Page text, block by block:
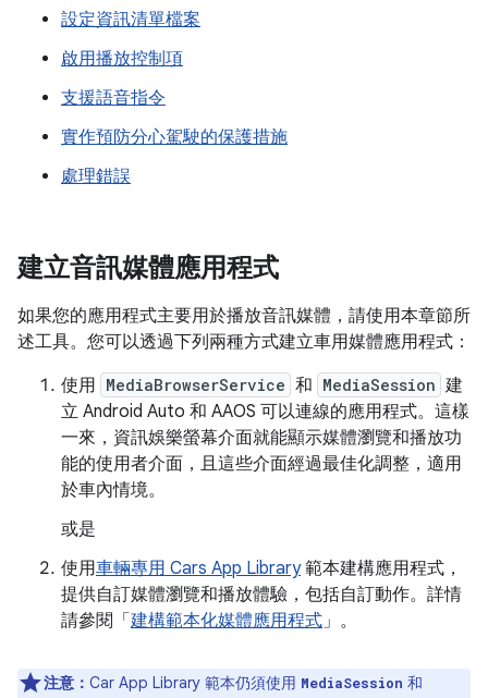
設定資訊清單檔案
啟用播放控制項
支援語音指令
實作預防分心駕駛的保護措施
處理錯誤
建立音訊媒體應用程式
如果您的應用程式主要用於播放音訊媒體，請使用本章節所
述工具。您可以透過下列兩種方式建立車用媒體應用程式：
使用 MediaBrowserService 和 MediaSession 建
立 Android Auto 和 AAOS 可以連線的應用程式。這樣
一來，資訊娛樂螢幕介面就能顯示媒體瀏覽和播放功
能的使用者介面，且這些介面經過最佳化調整，適用
於車內情境。
或是
使用車輛專用 Cars App Library範本建構應用程式，
提供自訂媒體瀏覽和播放體驗，包括自訂動作。詳情
請參閱「 建構範本化媒體應用程式」。
注意： Car App Library 範本仍須使用 MediaSession 和